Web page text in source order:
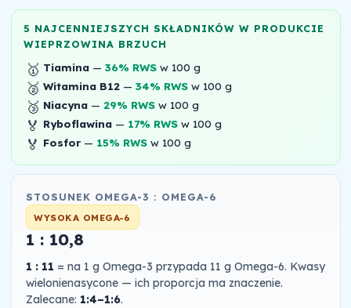
5 NAJCENNIEJSZYCH SKŁADNIKÓW W PRODUKCIE
WIEPRZOWINA BRZUCH
🥇 Tiamina— 36% RWSw 100 g
🥈 Witamina B12— 34% RWSw 100 g
🥉 Niacyna— 29% RWSw 100 g
🏅 Ryboflawina— 17% RWSw 100 g
🏅 Fosfor— 15% RWSw 100 g
STOSUNEK OMEGA-3 : OMEGA-6
WYSOKA OMEGA-6
1 : 10,8
1 : 11 = na 1 g Omega-3 przypada 11 g Omega-6. Kwasy
wielonienasycone — ich proporcja ma znaczenie.
Zalecane: 1:4–1:6.